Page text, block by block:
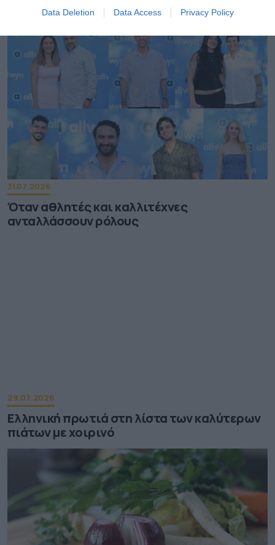
Data Deletion Data Access Privacy Policy
υπό την αιγίδα του ΕΟΤ
31.07.2026
Όταν αθλητές και καλλιτέχνες
ανταλλάσσουν ρόλους
29.07.2026
Ελληνική πρωτιά στη λίστα των καλύτερων
πιάτων με χοιρινό